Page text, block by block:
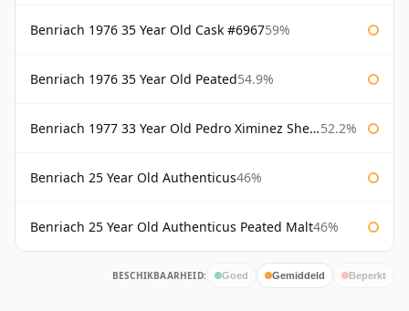
Benriach 1976 35 Year Old Cask #696759%
Benriach 1976 35 Year Old Peated54.9%
Benriach 1977 33 Year Old Pedro Ximinez Sherry Finish 52.2%
Benriach 25 Year Old Authenticus46%
Benriach 25 Year Old Authenticus Peated Malt46%
BESCHIKBAARHEID: Goed Gemiddeld Beperkt